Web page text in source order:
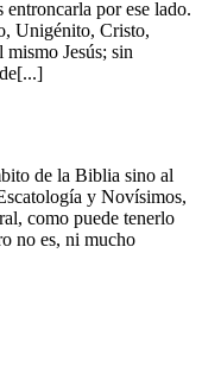
por ese lado.
Unigénito, Cristo,
mismo Jesús; sin
de la Biblia sino al
y Novísimos,
como puede tenerlo
no es, ni mucho